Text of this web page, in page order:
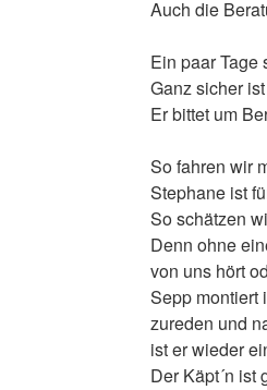
Auch die
Ein paar Tage
Ganz sicher
Er bittet um
So fahren wir
Stephane ist
So schätzen
Denn ohne
von uns hört
Sepp montiert
zureden und
ist er wieder
Der Käpt´n ist